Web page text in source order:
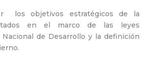
los objetivos estratégicos de la
en el marco de las leyes
de Desarrollo y la definición